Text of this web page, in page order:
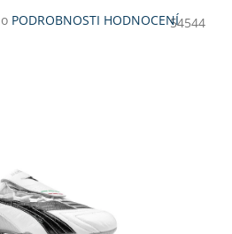
54544
PODROBNOSTI HODNOCENÍ